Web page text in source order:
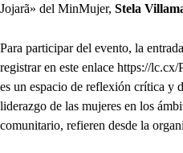
Jojarã» del MinMujer, Stela
Para participar del evento, la
registrar en este enlace https://
es un espacio de reflexión crítica y
liderazgo de las mujeres en los
comunitario, refieren desde la